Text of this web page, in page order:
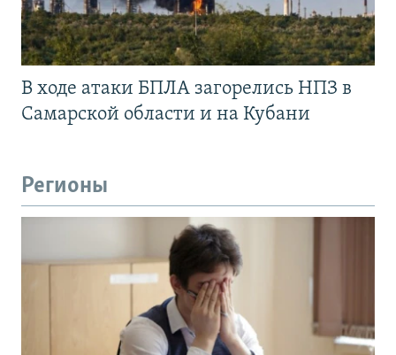
В ходе атаки БПЛА загорелись НПЗ в
Самарской области и на Кубани
Регионы